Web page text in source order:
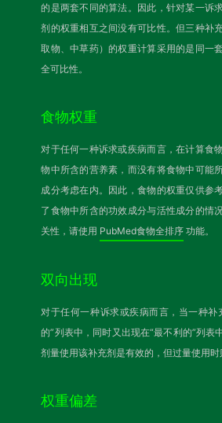
的是两套不同的算法。因此，针对某一诉
剂的权重相互之间没有可比性。但三种补
取物、中草药）的权重计算采用的是同一
全可比性。
食物权重
对于任何一种诉求或疾病而言，在计算食
物中所含的营养素，而没有将食物中可能
成分考虑在内。因此，食物的权重仅供参
了食物中所含的功效成分与活性成分的情
关性，请使用 PubMed食物全排序 功能。
双向出现
对于任何一种诉求或疾病而言，当一种补
的”列表中，同时又出现在“最不利的”列表
剂量使用该补充剂是有效的，但过量使用时
权重偏差